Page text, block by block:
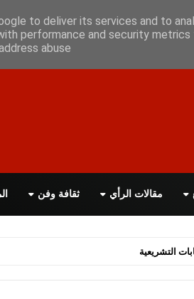
اتصل بنا اقرأ الصحيفة PDF
مقالات الرأي ثقافة وفن
البريطانية
to deliver its services and to
performance and security
abuse.